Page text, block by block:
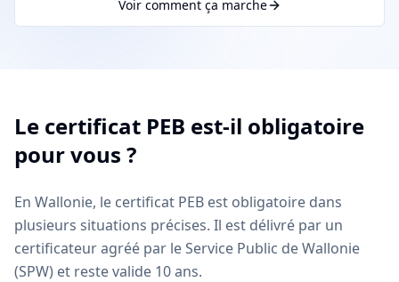
Voir comment ça marche
Le certificat PEB est-il obligatoire
pour vous ?
En Wallonie, le certificat PEB est obligatoire dans
plusieurs situations précises. Il est délivré par un
certificateur agréé par le Service Public de Wallonie
(SPW) et reste valide 10 ans.